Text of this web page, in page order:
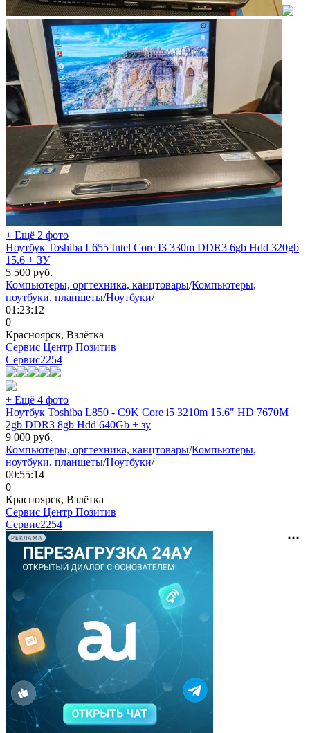
+ Ещё 2 фото
Ноутбук Toshiba L655 Intel Core I3 330m DDR3 6gb Hdd 320gb
15.6 + ЗУ
5 500 руб.
Компьютеры, оргтехника, канцтовары/Компьютеры,
ноутбуки, планшеты/Ноутбуки/
01:23:12
0
Красноярск, Взлётка
Сервис Центр Позитив
Сервис2254
+ Ещё 4 фото
Ноутбук Toshiba L850 - C9K Core i5 3210m 15.6" HD 7670M
2gb DDR3 8gb Hdd 640Gb + зу
9 000 руб.
Компьютеры, оргтехника, канцтовары/Компьютеры,
ноутбуки, планшеты/Ноутбуки/
00:55:14
0
Красноярск, Взлётка
Сервис Центр Позитив
Сервис2254
РЕКЛАМА